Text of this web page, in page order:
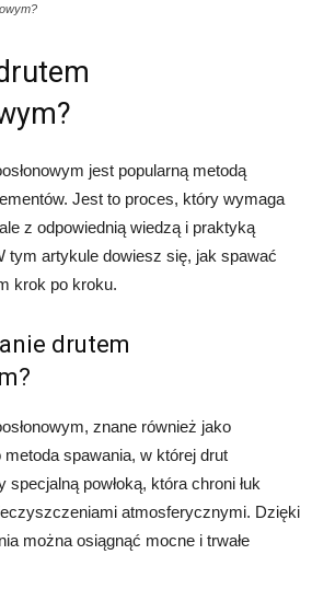
jest popularną metodą
Jest to proces, który wymaga
z odpowiednią wiedzą i praktyką
tym artykule dowiesz się, jak spawać
krok po kroku.
drutem
znane również jako
spawania, w której drut
powłoką, która chroni łuk
atmosferycznymi. Dzięki
można osiągnąć mocne i trwałe